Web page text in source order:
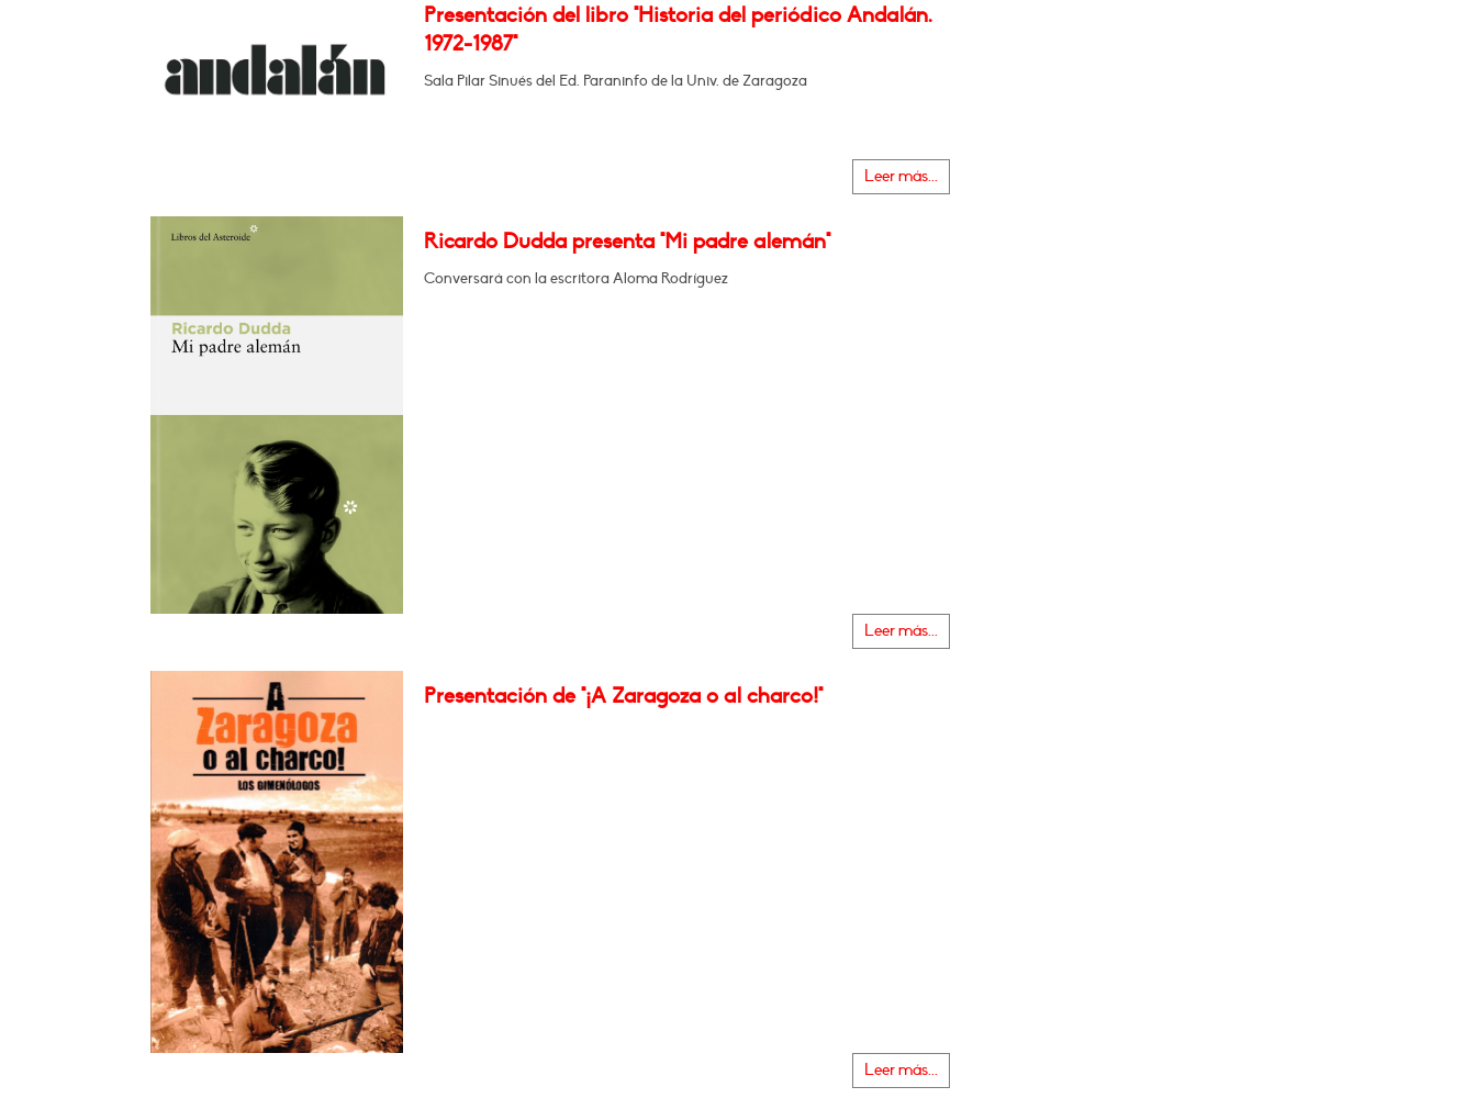
Presentación del libro "Historia del periódico Andalán.
1972-1987"
Sala Pilar Sinués del Ed. Paraninfo de la Univ. de Zaragoza
Leer más...
Ricardo Dudda presenta "Mi padre alemán"
Conversará con la escritora Aloma Rodríguez
Leer más...
Presentación de "¡A Zaragoza o al charco!"
Leer más...